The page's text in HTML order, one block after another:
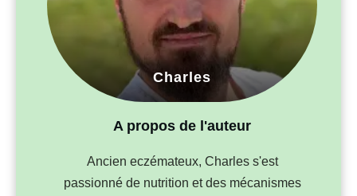
Charles
A propos de l'auteur
Ancien eczémateux, Charles s'est
passionné de nutrition et des mécanismes